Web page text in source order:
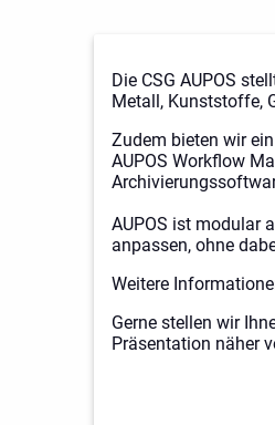
Die CSG AUPOS
Metall, Kunststoffe,
Zudem bieten wir
AUPOS Workflow
AUPOS ist modular
anpassen, ohne
Weitere
Gerne stellen wir
Präsentation näher